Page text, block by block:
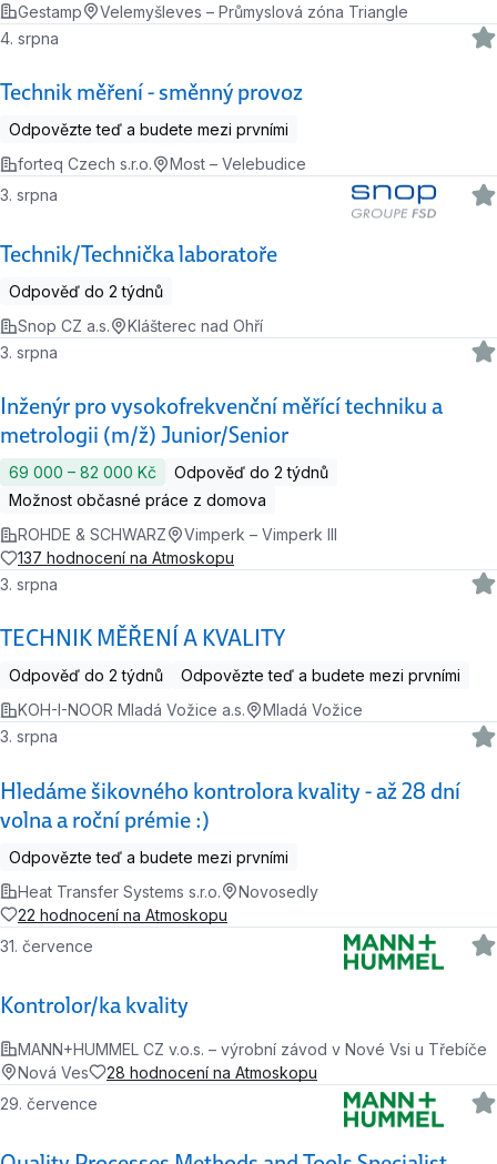
Gestamp
Velemyšleves – Průmyslová zóna Triangle
Technik měření - směnný provoz
4. srpna
Odpovězte teď a budete mezi prvními
forteq Czech s.r.o.
Most – Velebudice
Technik/Technička laboratoře
3. srpna
Odpověď do 2 týdnů
Snop CZ a.s.
Klášterec nad Ohří
Inženýr pro vysokofrekvenční měřící techniku a
metrologii (m/ž) Junior/Senior
3. srpna
69 000 ‍–‍ 82 000 Kč
Odpověď do 2 týdnů
Možnost občasné práce z domova
ROHDE & SCHWARZ
Vimperk – Vimperk III
137 hodnocení na Atmoskopu
TECHNIK MĚŘENÍ A KVALITY
3. srpna
Odpověď do 2 týdnů
Odpovězte teď a budete mezi prvními
KOH-I-NOOR Mladá Vožice a.s.
Mladá Vožice
Hledáme šikovného kontrolora kvality - až 28 dní
volna a roční prémie :)
3. srpna
Odpovězte teď a budete mezi prvními
Heat Transfer Systems s.r.o.
Novosedly
22 hodnocení na Atmoskopu
Kontrolor/ka kvality
31. července
MANN+HUMMEL CZ v.o.s. – výrobní závod v Nové Vsi u Třebíče
Nová Ves
28 hodnocení na Atmoskopu
29. července